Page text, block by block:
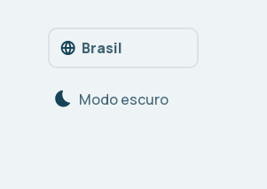
Brasil
Modo escuro